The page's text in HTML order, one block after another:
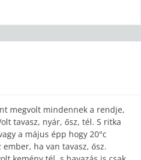
megvolt mindennek a rendje,
tavasz, nyár, ősz, tél. S ritka
a május épp hogy 20°c
ha van tavasz, ősz.